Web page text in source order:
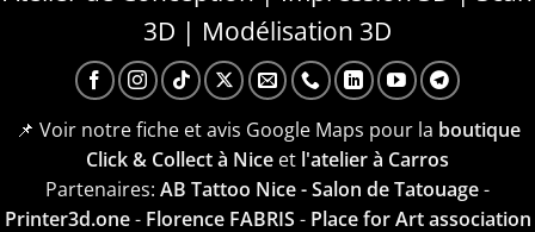
3D | Modélisation 3D
📌 Voir notre fiche et avis Google Maps pour la boutique
Click & Collect à Nice et l'atelier à Carros
Partenaires: AB Tattoo Nice - Salon de Tatouage-
Printer3d.one- Florence FABRIS - Place for Art association